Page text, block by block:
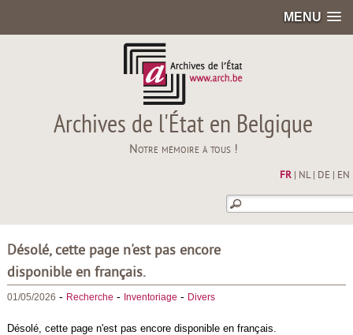
MENU
Archives de l'État en Belgique
Notre mémoire à tous !
FR| NL| DE EN
Désolé, cette page n'est pas encore
disponible en français.
01/05/2026 - Recherche - Inventoriage - Divers
Désolé, cette page n'est pas encore disponible en français.